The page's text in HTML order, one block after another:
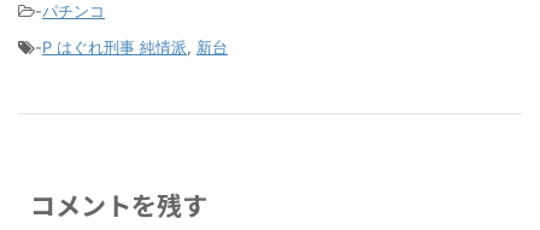
-パチンコ
-P はぐれ刑事 純情派, 新台
コメントを残す